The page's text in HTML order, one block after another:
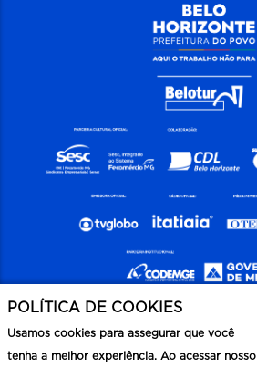
POLÍTICA DE COOKIES
Usamos cookies para assegurar que você
tenha a melhor experiência. Ao acessar nosso